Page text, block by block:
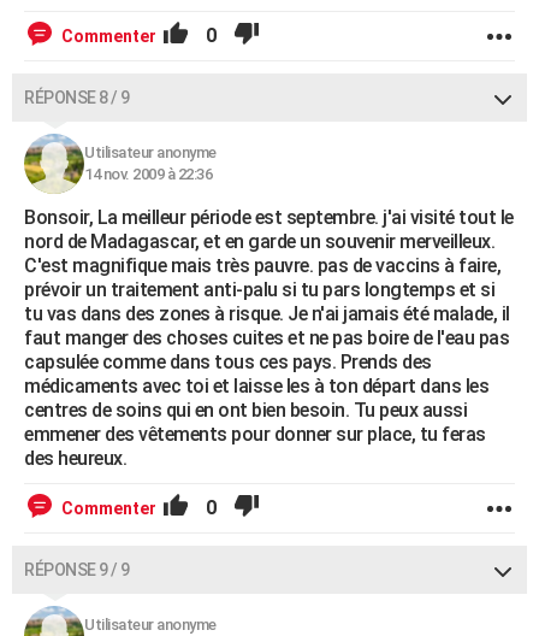
Commenter 0
RÉPONSE 8 / 9
Utilisateur anonyme
14 nov. 2009 à 22:36
Bonsoir, La meilleur période est septembre. j'ai visité tout le
nord de Madagascar, et en garde un souvenir merveilleux.
C'est magnifique mais très pauvre. pas de vaccins à faire,
prévoir un traitement anti-palu si tu pars longtemps et si
tu vas dans des zones à risque. Je n'ai jamais été malade, il
faut manger des choses cuites et ne pas boire de l'eau pas
capsulée comme dans tous ces pays. Prends des
médicaments avec toi et laisse les à ton départ dans les
centres de soins qui en ont bien besoin. Tu peux aussi
emmener des vêtements pour donner sur place, tu feras
des heureux.
Commenter 0
RÉPONSE 9 / 9
Utilisateur anonyme